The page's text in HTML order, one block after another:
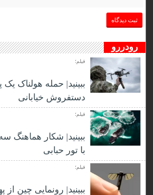
رودررو
فیلم؛
ببینید| حمله هولناک یک
دستفروش خیابانی
فیلم؛
ببینید| شکار هماهنگ
با تور حبابی
فیلم؛
ببینید| رونمایی چین از